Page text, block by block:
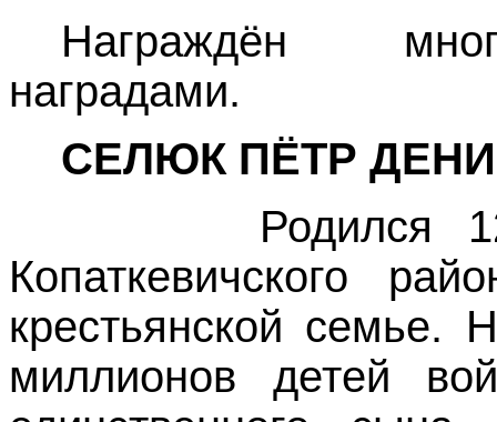
Награждён
наградами.
СЕЛЮК ПЁТР
Родился
Копаткевичского
крестьянской семье.
миллионов детей